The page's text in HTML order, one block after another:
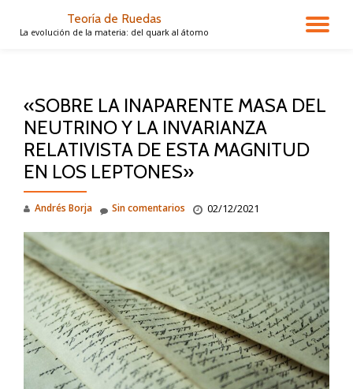
Saltar
Teoría de Ruedas
La evolución de la materia: del quark al átomo
«SOBRE LA INAPARENTE MASA DEL
NEUTRINO Y LA INVARIANZA
RELATIVISTA DE ESTA MAGNITUD
EN LOS LEPTONES»
Andrés Borja 02/12/2021
Sin comentarios